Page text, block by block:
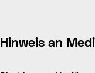
Hinweis an